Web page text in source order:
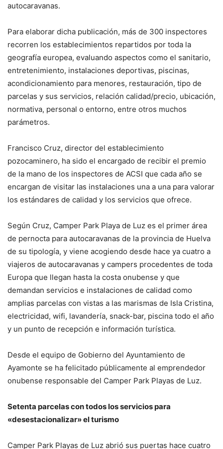
autocaravanas.
Para elaborar dicha publicación, más de 300 inspectores
recorren los establecimientos repartidos por toda la
geografía europea, evaluando aspectos como el sanitario,
entretenimiento, instalaciones deportivas, piscinas,
acondicionamiento para menores, restauración, tipo de
parcelas y sus servicios, relación calidad/precio, ubicación,
normativa, personal o entorno, entre otros muchos
parámetros.
Francisco Cruz, director del establecimiento
pozocaminero, ha sido el encargado de recibir el premio
de la mano de los inspectores de ACSI que cada año se
encargan de visitar las instalaciones una a una para valorar
los estándares de calidad y los servicios que ofrece.
Según Cruz, Camper Park Playa de Luz es el primer área
de pernocta para autocaravanas de la provincia de Huelva
de su tipología, y viene acogiendo desde hace ya cuatro a
viajeros de autocaravanas y campers procedentes de toda
Europa que llegan hasta la costa onubense y que
demandan servicios e instalaciones de calidad como
amplias parcelas con vistas a las marismas de Isla Cristina,
electricidad, wifi, lavandería, snack-bar, piscina todo el año
y un punto de recepción e información turística.
Desde el equipo de Gobierno del Ayuntamiento de
Ayamonte se ha felicitado públicamente al emprendedor
onubense responsable del Camper Park Playas de Luz.
Setenta parcelas con todos los servicios para
«desestacionalizar» el turismo
Camper Park Playas de Luz abrió sus puertas hace cuatro